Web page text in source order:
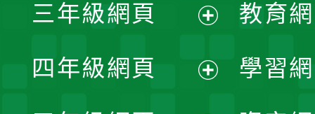
選
單
開
選
三年級網頁
開
四年級網頁
教育
學習